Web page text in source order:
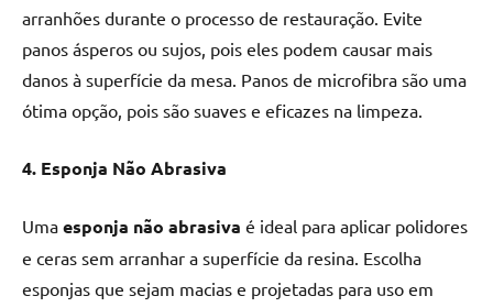
arranhões durante o processo de restauração. Evite
panos ásperos ou sujos, pois eles podem causar mais
danos à superfície da mesa. Panos de microfibra são uma
ótima opção, pois são suaves e eficazes na limpeza.
4. Esponja Não Abrasiva
Uma esponja não abrasiva é ideal para aplicar polidores
e ceras sem arranhar a superfície da resina. Escolha
esponjas que sejam macias e projetadas para uso em